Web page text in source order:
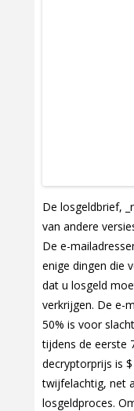
De losgeldbrief,
van andere
De e-
enige dingen die
dat u losgeld
verkrijgen. De e-
50% is voor
tijdens de eerste
decryptorprijs is
twijfelachtig, net
losgeldproces.